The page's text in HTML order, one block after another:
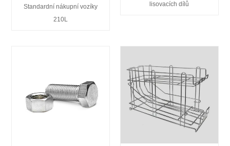
Standardní nákupní vozíky
210L
lisovacích dílů